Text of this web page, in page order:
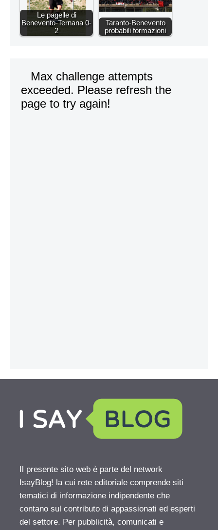
Le pagelle di
Benevento-Ternana 0-
2
Taranto-Benevento
probabili formazioni
Il presente sito web è parte del network
IsayBlog! la cui rete editoriale comprende siti
tematici di informazione indipendente che
contano sul contributo di appassionati ed esperti
del settore. Per pubblicità, comunicati e